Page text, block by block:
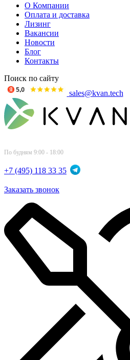
О Компании
Оплата и доставка
Лизинг
Вакансии
Новости
Блог
Контакты
Поиск по сайту
sales@kvan.tech
По будням 9:00 - 18:00
+7 (495) 118 33 35
Заказать звонок